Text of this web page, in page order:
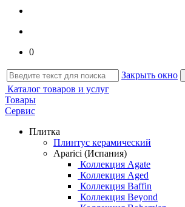
0
Закрыть окно
Каталог товаров и услуг
Товары
Сервис
Плитка
Плинтус керамический
Aparici (Испания)
Коллекция Agate
Коллекция Aged
Коллекция Baffin
Коллекция Beyond